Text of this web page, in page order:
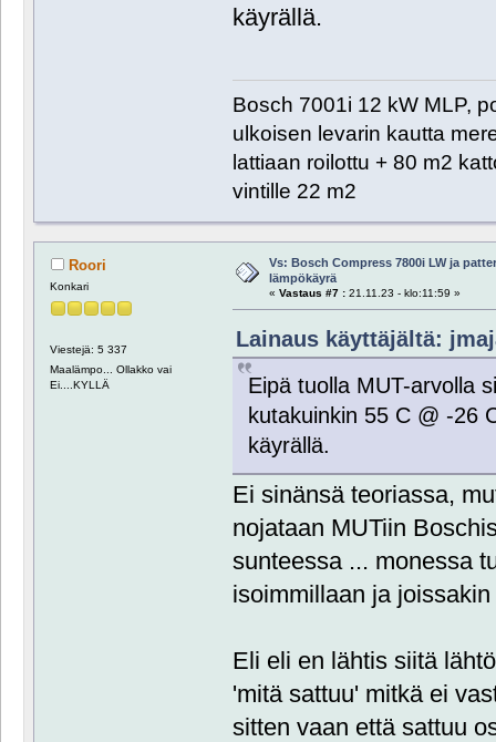
käyrällä.
Bosch 7001i 12 kW MLP,
ulkoisen levarin kautta
lattiaan roilottu + 80 m2
vintille 22 m2
Roori
Konkari
Viestejä: 5 337
Maalämpo... Ollakko vai
Ei....KYLLÄ
Vs: Bosch Compress 7800i LW ja
lämpökäyrä
« Vastaus #7 :21.11.23 - klo:11:59 »
Lainaus käyttäjältä:
Eipä tuolla MUT-arvolla
kutakuinkin 55 C @ -26
käyrällä.
Ei sinänsä teoriassa,
nojataan MUTiin
sunteessa ... monessa
isoimmillaan ja
Eli eli en lähtis siitä
'mitä sattuu' mitkä ei
sitten vaan että sattuu